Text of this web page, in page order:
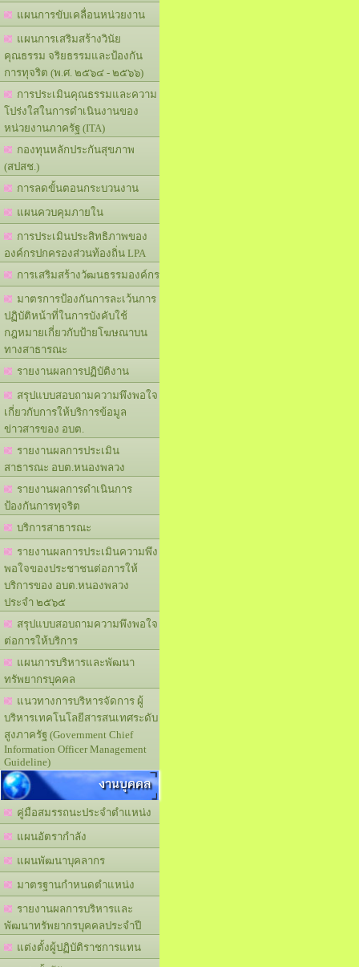
แผนการขับเคลื่อนหน่วยงาน
แผนการเสริมสร้างวินัย
คุณธรรม จริยธรรมและป้องกัน
การทุจริต (พ.ศ. ๒๕๖๔ - ๒๕๖๖)
การประเมินคุณธรรมและความ
โปร่งใสในการดำเนินงานของ
หน่วยงานภาครัฐ (ITA)
กองทุนหลักประกันสุขภาพ
(สปสช.)
การลดขั้นตอนกระบวนงาน
แผนควบคุมภายใน
การประเมินประสิทธิภาพของ
องค์กรปกครองส่วนท้องถิ่น LPA
การเสริมสร้างวัฒนธรรมองค์กร
มาตรการป้องกันการละเว้นการ
ปฏิบัติหน้าที่ในการบังคับใช้
กฎหมายเกี่ยวกับป้ายโฆษณาบน
ทางสาธารณะ
รายงานผลการปฏิบัติงาน
สรุปแบบสอบถามความพึงพอใจ
เกี่ยวกับการให้บริการข้อมูล
ข่าวสารของ อบต.
รายงานผลการประเมิน
สาธารณะ อบต.หนองพลวง
รายงานผลการดำเนินการ
ป้องกันการทุจริต
บริการสาธารณะ
รายงานผลการประเมินความพึง
พอใจของประชาชนต่อการให้
บริการของ อบต.หนองพลวง
ประจำ ๒๕๖๕
สรุปแบบสอบถามความพึงพอใจ
ต่อการให้บริการ
แผนการบริหารและพัฒนา
ทรัพยากรบุคคล
แนวทางการบริหารจัดการ ผู้
บริหารเทคโนโลยีสารสนเทศระดับ
สูงภาครัฐ (Government Chief
Information Officer Management
Guideline)
งานบุคคล
คู่มือสมรรถนะประจำตำแหน่ง
แผนอัตรากำลัง
แผนพัฒนาบุคลากร
มาตรฐานกำหนดตำแหน่ง
รายงานผลการบริหารและ
พัฒนาทรัพยากรบุคคลประจำปี
แต่งตั้งผู้ปฏิบัติราชการแทน